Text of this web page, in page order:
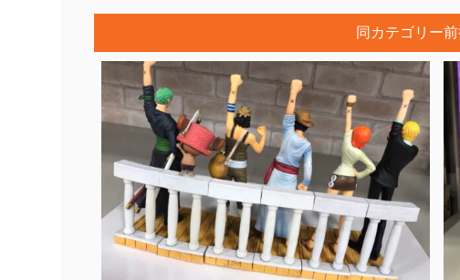
同カテゴリー